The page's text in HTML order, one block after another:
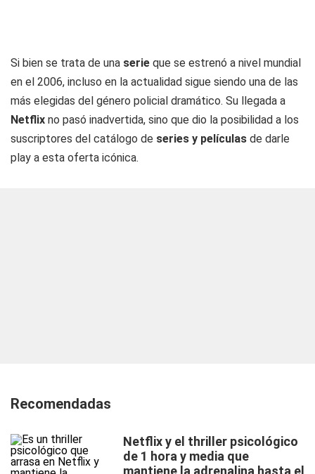
Si bien se trata de una serie que se estrenó a nivel mundial
en el 2006, incluso en la actualidad sigue siendo una de las
más elegidas del género policial dramático. Su llegada a
Netflix no pasó inadvertida, sino que dio la posibilidad a los
suscriptores del catálogo de series y películas de darle
play a esta oferta icónica.
Recomendadas
Netflix y el thriller psicológico
de 1 hora y media que
mantiene la adrenalina hasta el